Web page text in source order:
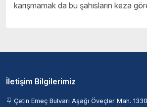
karışmamak da bu şahısların keza
İletişim Bilgilerimiz
Çetin Emeç Bulvarı Aşağı Öveçler Mah.